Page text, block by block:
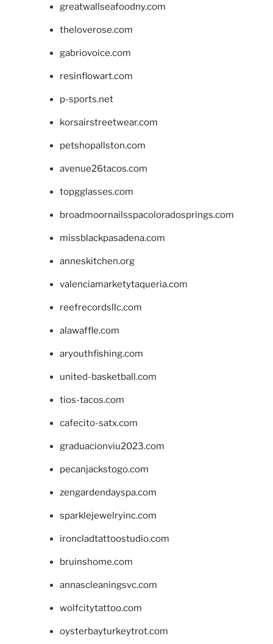
greatwallseafoodny.com
theloverose.com
gabriovoice.com
resinflowart.com
p-sports.net
korsairstreetwear.com
petshopallston.com
avenue26tacos.com
topgglasses.com
broadmoornailsspacoloradosprings.com
missblackpasadena.com
anneskitchen.org
valenciamarketytaqueria.com
reefrecordsllc.com
alawaffle.com
aryouthfishing.com
united-basketball.com
tios-tacos.com
cafecito-satx.com
graduacionviu2023.com
pecanjackstogo.com
zengardendayspa.com
sparklejewelryinc.com
ironcladtattoostudio.com
bruinshome.com
annascleaningsvc.com
wolfcitytattoo.com
oysterbayturkeytrot.com